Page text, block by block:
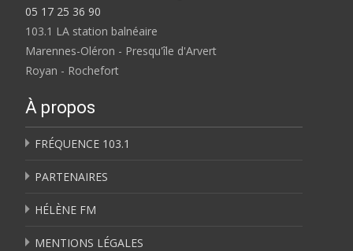
05 17 25 36 90
103.1 LA station balnéaire
Marennes-Oléron - Presqu'île d'Arvert
Royan - Rochefort
À propos
FRÉQUENCE 103.1
PARTENAIRES
HÉLÈNE FM
MENTIONS LÉGALES